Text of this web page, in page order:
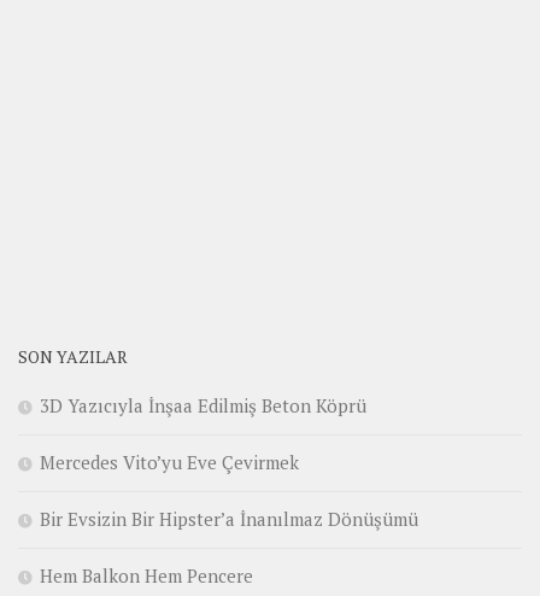
SON YAZILAR
3D Yazıcıyla İnşaa Edilmiş Beton Köprü
Mercedes Vito’yu Eve Çevirmek
Bir Evsizin Bir Hipster’a İnanılmaz Dönüşümü
Hem Balkon Hem Pencere